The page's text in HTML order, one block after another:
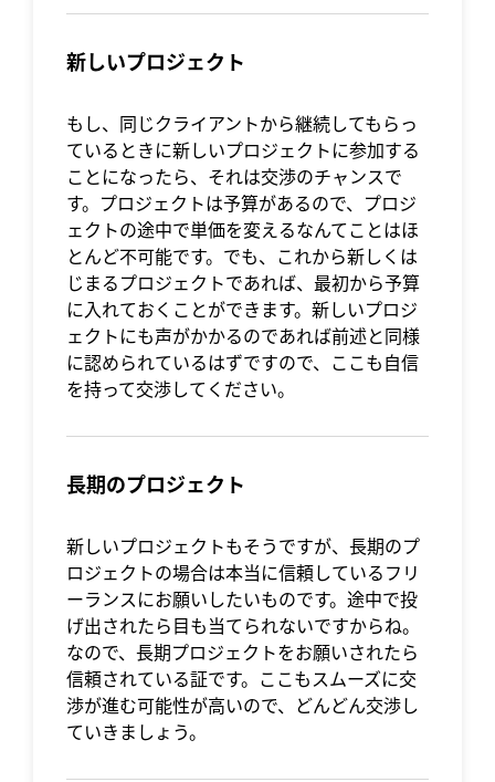
新しいプロジェクト
もし、同じクライアントから継続してもらっ
ているときに新しいプロジェクトに参加する
ことになったら、それは交渉のチャンスで
す。プロジェクトは予算があるので、プロジ
ェクトの途中で単価を変えるなんてことはほ
とんど不可能です。でも、これから新しくは
じまるプロジェクトであれば、最初から予算
に入れておくことができます。新しいプロジ
ェクトにも声がかかるのであれば前述と同様
に認められているはずですので、ここも自信
を持って交渉してください。
長期のプロジェクト
新しいプロジェクトもそうですが、長期のプ
ロジェクトの場合は本当に信頼しているフリ
ーランスにお願いしたいものです。途中で投
げ出されたら目も当てられないですからね。
なので、長期プロジェクトをお願いされたら
信頼されている証です。ここもスムーズに交
渉が進む可能性が高いので、どんどん交渉し
ていきましょう。